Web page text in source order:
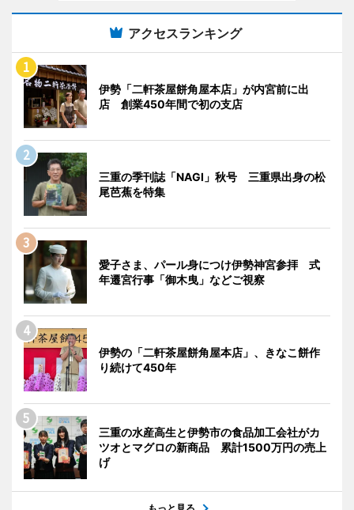
アクセスランキング
伊勢「二軒茶屋餅角屋本店」が内宮前に出
店 創業450年間で初の支店
三重の季刊誌「NAGI」秋号 三重県出身の松
尾芭蕉を特集
愛子さま、パール身につけ伊勢神宮参拝 式
年遷宮行事「御木曳」などご視察
伊勢の「二軒茶屋餅角屋本店」、きなこ餅作
り続けて450年
三重の水産高生と伊勢市の食品加工会社がカ
ツオとマグロの新商品 累計1500万円の売上
げ
もっと見る